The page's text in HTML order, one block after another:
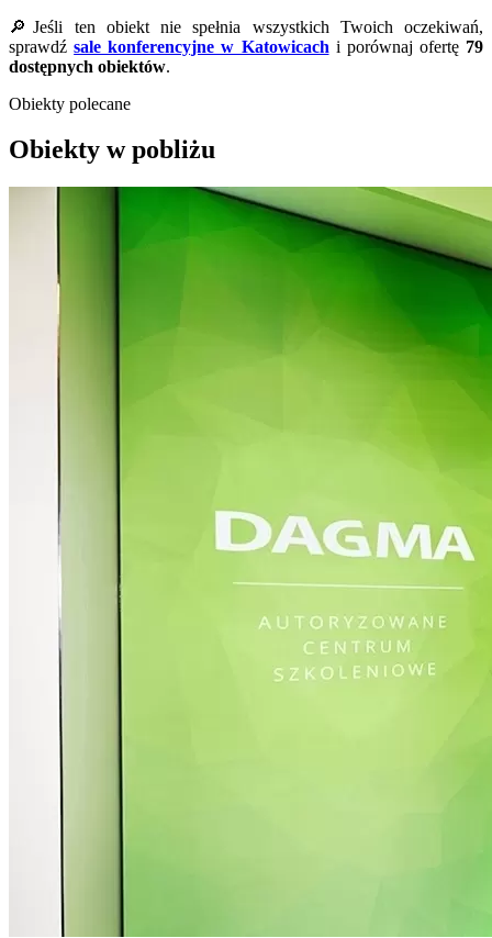
🔎Jeśli ten obiekt nie spełnia wszystkich Twoich oczekiwań,
sprawdźsale konferencyjne w Katowicach i porównaj ofertę 79
dostępnych obiektów.
Obiekty polecane
Obiekty w pobliżu